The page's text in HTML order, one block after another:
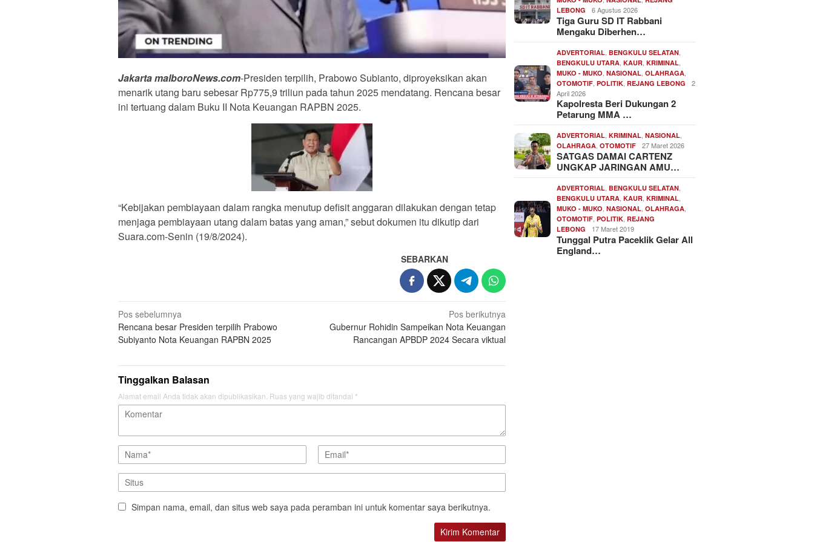
Jakarta malboroNews.com-Presiden terpilih, Prabowo Subianto, diproyeksikan akan
menarik utang baru sebesar Rp775,9 triliun pada tahun 2025 mendatang. Rencana besar
ini tertuang dalam Buku II Nota Keuangan RAPBN 2025.
“Kebijakan pembiayaan dalam rangka menutup defisit anggaran dilakukan dengan tetap
menjaga pembiayaan utang dalam batas yang aman,” sebut dokumen itu dikutip dari
Suara.com-Senin (19/8/2024).
SEBARKAN
Navigasi
pos
Pos sebelumnya
Rencana besar Presiden terpilih Prabowo
Subiyanto Nota Keuangan RAPBN 2025
Pos berikutnya
Gubernur Rohidin Sampeikan Nota Keuangan
Rancangan APBDP 2024 Secara viktual
Tinggalkan Balasan
Alamat email Anda tidak akan dipublikasikan. Ruas yang wajib ditandai *
Simpan nama, email, dan situs web saya pada peramban ini untuk komentar saya berikutnya.
LEBONG
6 Agustus 2026
Tiga Guru SD IT Rabbani
Mengaku Diberhen…
ADVERTORIAL ,BENGKULU SELATAN
BENGKULU UTARA ,KAUR ,KRIMINAL
MUKO - MUKO ,NASIONAL ,OLAHRAGA
OTOMOTIF ,POLITIK ,REJANG LEBONG
2
April 2026
Kapolresta Beri Dukungan 2
Petarung MMA …
ADVERTORIAL ,KRIMINAL ,NASIONAL
OLAHRAGA ,OTOMOTIF 27 Maret 2026
SATGAS DAMAI CARTENZ
UNGKAP JARINGAN AMU…
ADVERTORIAL ,BENGKULU SELATAN
BENGKULU UTARA ,KAUR ,KRIMINAL
MUKO - MUKO ,NASIONAL ,OLAHRAGA
OTOMOTIF ,POLITIK ,REJANG
LEBONG
17 Maret 2019
Tunggal Putra Paceklik Gelar All
England…